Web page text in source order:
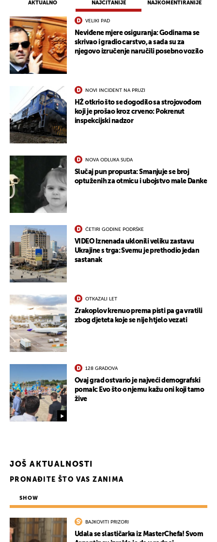
AKTUALNO NAJČITANIJE NAJKOMENTIRANIJE
VELIKI PAD
Neviđene mjere osiguranja: Godinama se
skrivao i gradio carstvo, a sada su za
njegovo izručenje naručili posebno vozilo
NOVI INCIDENT NA PRUZI
HŽ otkrio što se dogodilo sa strojovođom
koji je prošao kroz crveno: Pokrenut
inspekcijski nadzor
NOVA ODLUKA SUDA
Slučaj pun propusta: Smanjuje se broj
optuženih za otmicu i ubojstvo male Danke
ČETIRI GODINE PODRŠKE
VIDEO Iznenada uklonili veliku zastavu
Ukrajine s trga: Svemu je prethodio jedan
sastanak
OTKAZALI LET
Zrakoplov krenuo prema pisti pa ga vratili
zbog djeteta koje se nije htjelo vezati
128 GRADOVA
Ovaj grad ostvario je najveći demografski
pomak: Evo što o njemu kažu oni koji tamo
žive
JOŠ AKTUALNOSTI
PRONAĐITE ŠTO VAS ZANIMA
SHOW
BAJKOVITI PRIZORI
Udala se slastičarka iz MasterChefa! Svom